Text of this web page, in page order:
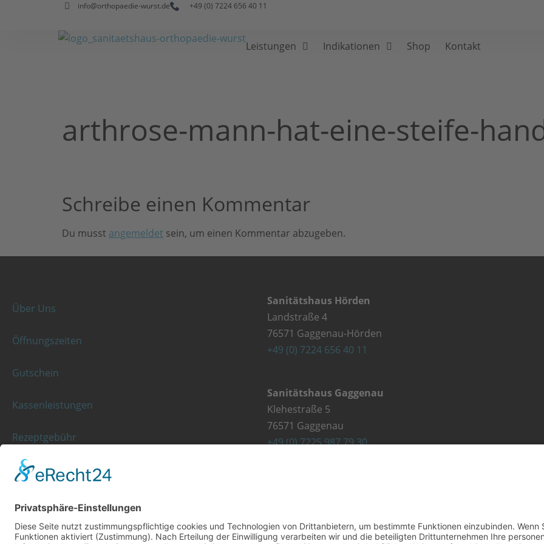
info@orthopaedie-wurst.de +49 (0) 7224 656 40 11
Leistungen Indikationen Shop Kontakt
arthrose-mann-hat-eine-steife-
Schreibe einen Kommentar
Du musst angemeldet sein, um einen Kommentar abzugeben.
Über Uns
Öffnungszeiten
Gutschein
Kassenleistungen
Rezeptgebühr
Sanitätshaus Hörden
Landstraße 4
76571 Gaggenau-Hörden
+49 (0) 7224 656 40 11
Sanitätshaus Gaggenau
Klehestraße 5
76571 Gaggenau
+49 (0) 7225 987 79 30
© Copyright 2023 - Orthopädie Wurst